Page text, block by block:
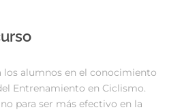
los alumnos en el conocimiento
Entrenamiento en Ciclismo.
para ser más efectivo en la